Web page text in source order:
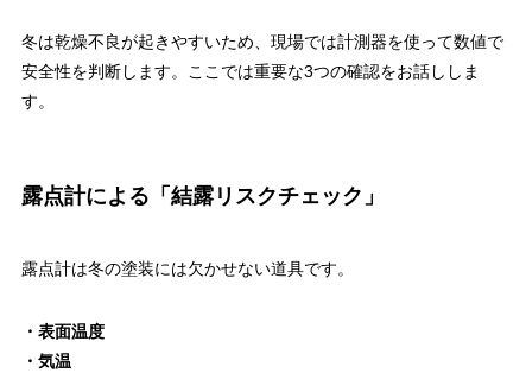
冬は乾燥不良が起きやすいため、現場では計測器を使って数値で
安全性を判断します。ここでは重要な3つの確認をお話ししま
す。
露点計による「結露リスクチェック」
露点計は冬の塗装には欠かせない道具です。
・表面温度
・気温